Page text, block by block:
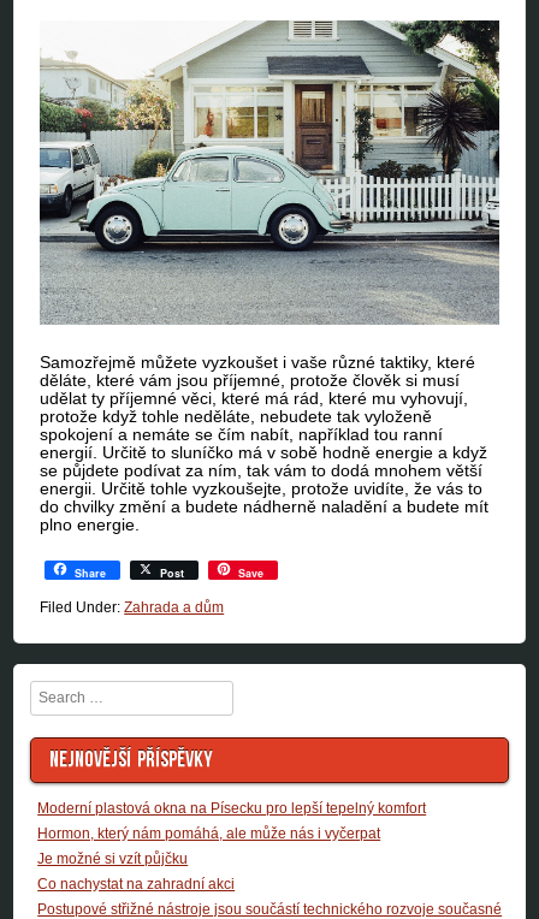
Samozřejmě můžete vyzkoušet i vaše různé taktiky, které
děláte, které vám jsou příjemné, protože člověk si musí
udělat ty příjemné věci, které má rád, které mu vyhovují,
protože když tohle neděláte, nebudete tak vyloženě
spokojení a nemáte se čím nabít, například tou ranní
energií. Určitě to sluníčko má v sobě hodně energie a když
se půjdete podívat za ním, tak vám to dodá mnohem větší
energii. Určitě tohle vyzkoušejte, protože uvidíte, že vás to
do chvilky změní a budete nádherně naladění a budete mít
plno energie.
Share Post Save
Filed Under:Zahrada a dům
Search
NEJNOVĚJŠÍ PŘÍSPĚVKY
Moderní plastová okna na Písecku pro lepší tepelný komfort
Hormon, který nám pomáhá, ale může nás i vyčerpat
Je možné si vzít půjčku
Co nachystat na zahradní akci
Postupové střižné nástroje jsou součástí technického rozvoje současné